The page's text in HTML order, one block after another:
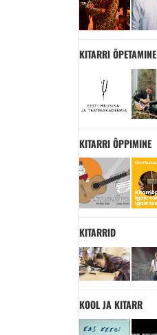
KITARRI ÕPETAMINE
KITARRI ÕPPIMINE
KITARRID
KOOL JA KITARR